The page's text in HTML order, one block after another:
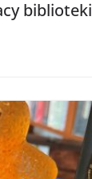
biblioteki